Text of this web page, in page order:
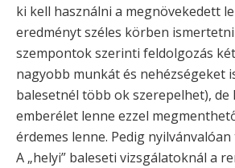
ki kell használni a megnövekedett
eredményt széles körben
szempontok szerinti feldolgozás
nagyobb munkát és nehézségeket
balesetnél több ok szerepelhet), de
emberélet lenne ezzel
érdemes lenne. Pedig
A „helyi” baleseti vizsgálatoknál a